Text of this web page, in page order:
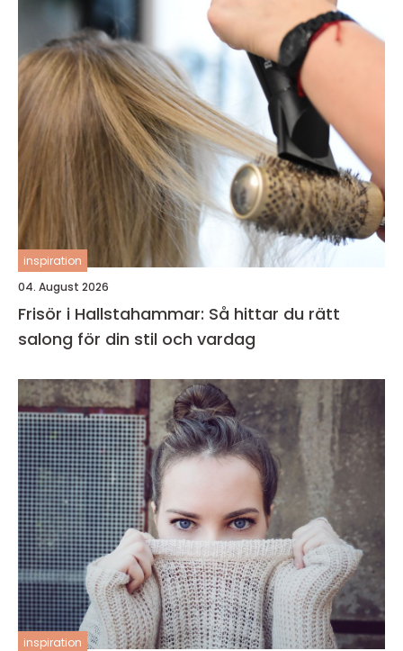
inspiration
04. August 2026
Frisör i Hallstahammar: Så hittar du rätt
salong för din stil och vardag
inspiration